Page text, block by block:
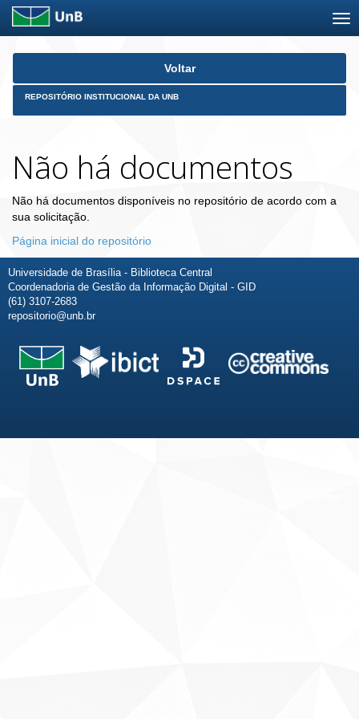
Skip
Voltar
REPOSITÓRIO INSTITUCIONAL DA UNB
Não há documentos
Não há documentos disponíveis no repositório de acordo com a
sua solicitação.
Página inicial do repositório
Universidade de Brasília - Biblioteca Central
Coordenadoria de Gestão da Informação Digital - GID
(61) 3107-2683
repositorio@unb.br